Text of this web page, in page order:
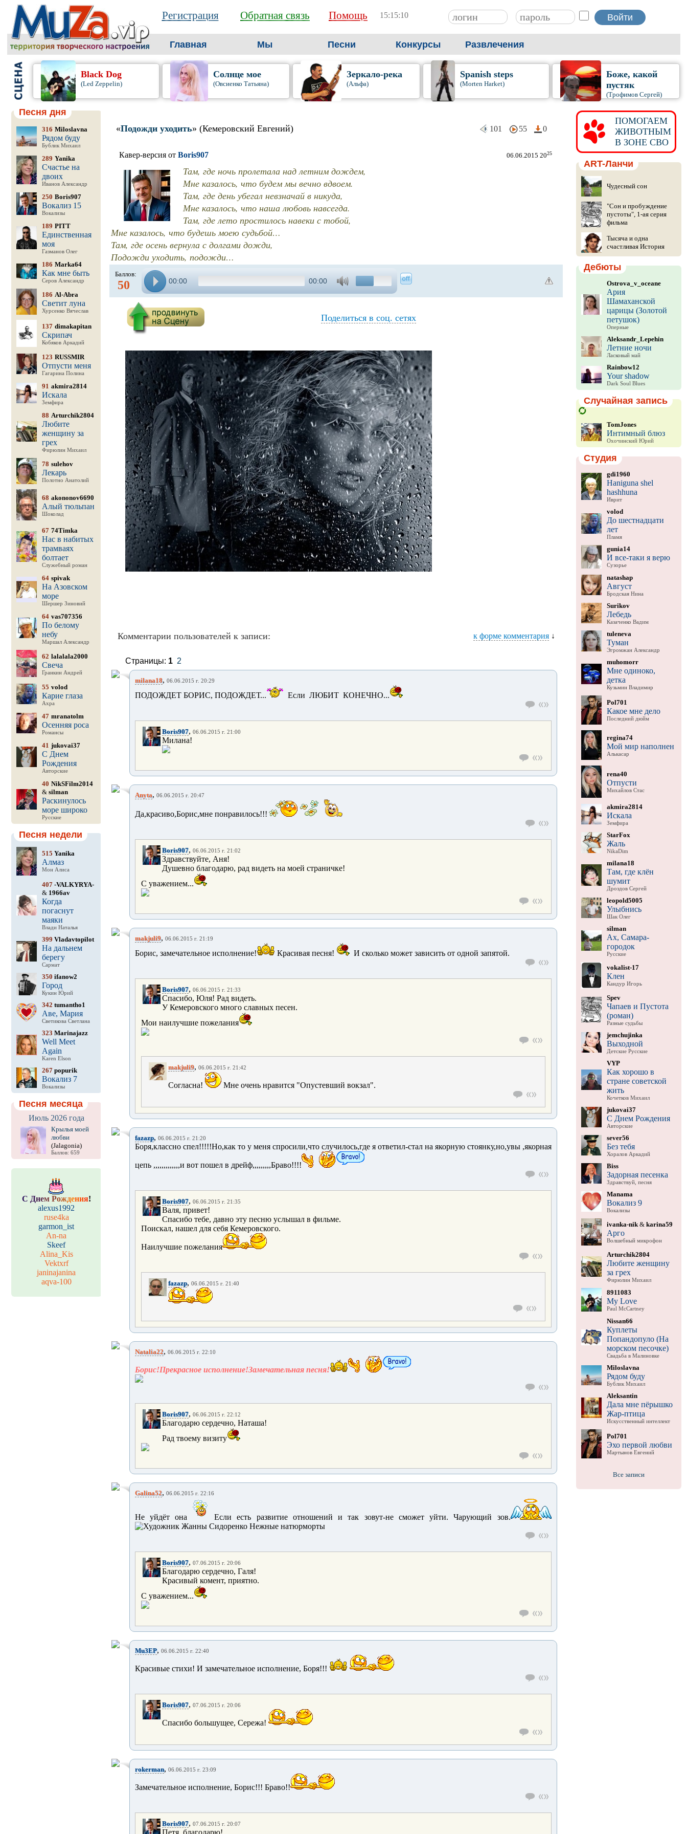
Регистрация Обратная связь Помощь 15:15:11
Главная Мы Песни Конкурсы Развлечения
Black Dog
(Led Zeppelin)
Солнце мое
(Овсиенко Татьяна)
Зеркало-река
(Альфа)
Spanish steps
(Morten Harket)
Боже, какой
пустяк
(Трофимов Сергей)
Песня дня
316 Miloslavna
Рядом буду
Бублик Михаил
289 Yanika
Счастье на
двоих
Иванов Александр
250 Boris907
Вокализ 15
Вокализы
189 PITT
Единственная
моя
Газманов Олег
186 Marka64
Как мне быть
Серов Александр
186 Al-Abra
Светит луна
Хурсенко Вячеслав
137 dimakapitan
Скрипач
Кобяков Аркадий
123 RUSSMIR
Отпусти меня
Гагарина Полина
91 akmira2814
Искала
Земфира
88 Arturchik2804
Любите
женщину за
грех
Фирюлин Михаил
78 sulehov
Лекарь
Полотно Анатолий
68 akononov6690
Алый тюльпан
Шоколад
67 74Timka
Нас в набитых
трамваях
болтает
Служебный роман
64 spivak
На Азовском
море
Шершер Зиновий
64 vas707356
По белому
небу
Маршал Александр
62 lalalala2000
Свеча
Гранкин Андрей
55 volod
Карие глаза
Ахра
47 mranatolm
Осенняя роса
Романсы
41 jukovai37
С Днем
Рождения
Авторские
40 NikSFilm2014
& silman
Раскинулось
море широко
Русские
Песня недели
515 Yanika
Алмаз
Мон Алиса
407-VALKYRYA-
& 1966av
Когда
погаснут
маяки
Влади Наталья
399 Vladavtopilot
На дальнем
берегу
Сармат
350 ifanow2
Город
Кукин Юрий
342 tumantho1
Аве, Мария
Светикова Светлана
323 Marinajazz
Well Meet
Again
Karen Elson
267popurik
Вокализ 7
Вокализы
Песня месяца
Июль 2026 года
Крылья моей
любви
(Jalagonia)
Баллов: 659
С Днем Рождения!
alexus1992
ruse4ka
garmon_ist
An-na
Skeef
Alina_Kis
Vektxrf
janinajanina
aqva-100
«Подожди уходить» (Кемеровский Евгений) 101 55 0
Кавер-версия от Boris907 06.06.2015 2025
Там, где ночь пролетала над летним дождем,
Мне казалось, что будем мы вечно вдвоем.
Там, где день убегал невзначай в никуда,
Мне казалось, что наша любовь навсегда.
Там, где лето простилось навеки с тобой,
Мне казалось, что будешь моею судьбой…
Там, где осень вернула с долгами дожди,
Подожди уходить, подожди…
Баллов:
50 00:00 00:00
Поделиться в соц. сетях
Комментарии пользователей к записи: к форме комментария↓
Страницы: 1 2
milana18, 06.06.2015 г. 20:29
ПОДОЖДЕТ БОРИС, ПОДОЖДЕТ... Если ЛЮБИТ КОНЕЧНО...
Boris907, 06.06.2015 г. 21:00
Милана!
Anyta, 06.06.2015 г. 20:47
Да,красиво,Борис,мне понравилось!!!
Boris907, 06.06.2015 г. 21:02
Здравствуйте, Аня!
Душевно благодарю, рад видеть на моей страничке!
С уважением...
makjuli9, 06.06.2015 г. 21:19
Борис, замечательное исполнение! Красивая песня! И сколько может зависить от одной запятой.
Boris907, 06.06.2015 г. 21:33
Спасибо, Юля! Рад видеть.
У Кемеровского много славных песен.
Мои наилучшие пожелания
makjuli9, 06.06.2015 г. 21:42
Согласна! Мне очень нравится "Опустевший вокзал".
fazazp, 06.06.2015 г. 21:20
Боря,классно спел!!!!!Но,как то у меня спросили,что случилось,где я ответил-стал на якорную стоянку,но,увы ,якорная
цепь ,,,,,,,,,,,,,и вот пошел в дрейф,,,,,,,,,Браво!!!!
Boris907, 06.06.2015 г. 21:35
Валя, привет!
Спасибо тебе, давно эту песню услышал в фильме.
Поискал, нашел для себя Кемеровского.
Наилучшие пожелания
fazazp, 06.06.2015 г. 21:40
Natalia22, 06.06.2015 г. 22:10
Борис!Прекрасное исполнение!Замечательная песня!
Boris907, 06.06.2015 г. 22:12
Благодарю сердечно, Наташа!
Рад твоему визиту
Galina52, 06.06.2015 г. 22:16
Не уйдёт она Если есть развитие отношений и так зовут-не сможет уйти. Чарующий зов.
Boris907, 07.06.2015 г. 20:06
Благодарю сердечно, Галя!
Красивый комент, приятно.
С уважением...
Mu3EP, 06.06.2015 г. 22:40
Красивые стихи! И замечательное исполнение, Боря!!!
Boris907, 07.06.2015 г. 20:06
Спасибо большущее, Сережа!
rokerman, 06.06.2015 г. 23:09
Замечательное исполнение, Борис!!! Браво!!
Boris907, 07.06.2015 г. 20:07
Петя, благодарю!
ПОМОГАЕМ
ЖИВОТНЫМ
В ЗОНЕ СВО
ART-Ланчи
Чудесный сон
"Сон и пробуждение
пустоты", 1-ая серия
фильма
Тысяча и одна
счастливая История
Дебюты
Ostrova_v_oceane
Ария
Шамаханской
царицы (Золотой
петушок)
Оперные
Aleksandr_Lepehin
Летние ночи
Ласковый май
Rainbow12
Your shadow
Dark Soul Blues
Случайная запись
TomJones
Интимный блюз
Охочинский Юрий
Студия
gdi1960
Haniguna shel
hashhuna
Иврит
volod
До шестнадцати
лет
Пламя
gunia14
И все-таки я верю
Сузорье
natashap
Август
Бродская Нина
Surikov
Лебедь
Казаченко Вадим
tuleneva
Туман
Эгромжан Александр
muhomorr
Мне одиноко,
детка
Кузьмин Владимир
Pol701
Какое мне дело
Последний дюйм
regina74
Мой мир наполнен
Алькасар
rena40
Отпусти
Михайлов Стас
akmira2814
Искала
Земфира
StarFox
Жаль
NikaDim
milana18
Там, где клён
шумит
Дроздов Сергей
leopold5005
Улыбнись
Шак Олег
silman
Ах, Самара-
городок
Русские
vokalist-17
Клен
Кандур Игорь
Spev
Чапаев и Пустота
(роман)
Разные судьбы
jemchujinka
Выходной
Детские Русские
VYP
Как хорошо в
стране советской
жить
Кочетков Михаил
jukovai37
С Днем Рождения
Авторские
sever56
Без тебя
Хоралов Аркадий
Biss
Задорная песенка
Здравствуй, песня
Manama
Вокализ 9
Вокализы
ivanka-nik& karina59
Арго
Волшебный микрофон
Arturchik2804
Любите женщину
за грех
Фирюлин Михаил
8911083
My Love
Paul McCartney
Nissan66
Куплеты
Попандопуло (На
морском песочке)
Свадьба в Малиновке
Miloslavna
Рядом буду
Бублик Михаил
Aleksantin
Дала мне пёрышко
Жар-птица
Искусственный интеллект
Pol701
Эхо первой любви
Мартынов Евгений
Все записи